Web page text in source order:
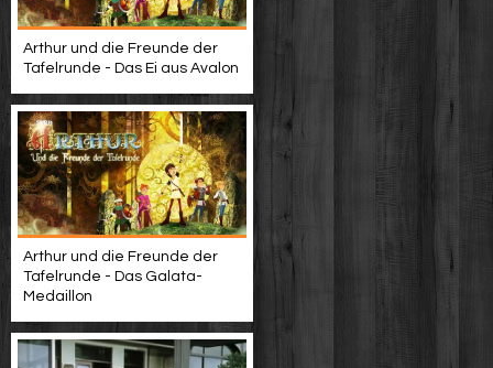
Arthur und die Freunde der
Tafelrunde - Das Ei aus Avalon
Arthur und die Freunde der
Tafelrunde - Das Galata-
Medaillon